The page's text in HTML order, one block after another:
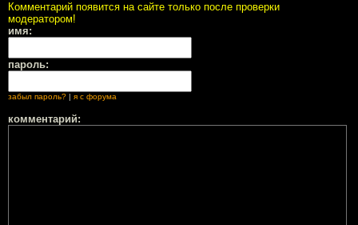
Комментарий появится на сайте только после проверки
модератором!
имя:
пароль:
забыл пароль? я с форума
комментарий: